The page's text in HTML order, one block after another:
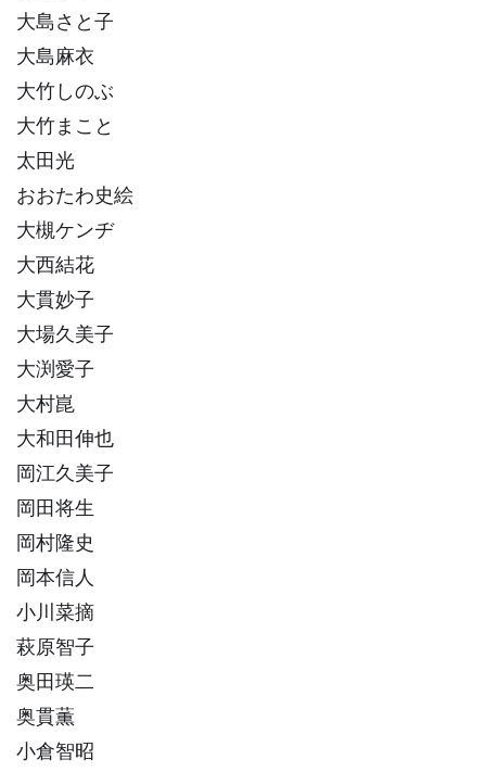
大島さと子
大島麻衣
大竹しのぶ
大竹まこと
太田光
おおたわ史絵
大槻ケンヂ
大西結花
大貫妙子
大場久美子
大渕愛子
大村崑
大和田伸也
岡江久美子
岡田将生
岡村隆史
岡本信人
小川菜摘
萩原智子
奥田瑛二
奥貫薫
小倉智昭